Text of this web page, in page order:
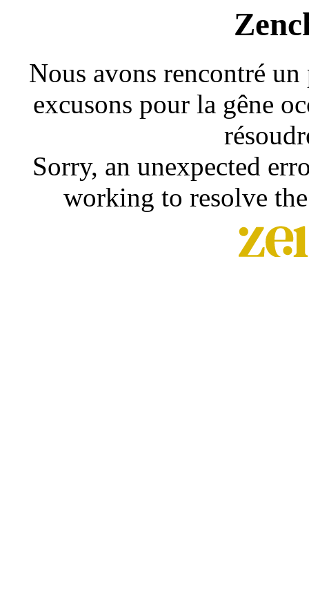
Nous avons rencontré
excusons pour la gêne
Sorry, an unexpected
working to resolve